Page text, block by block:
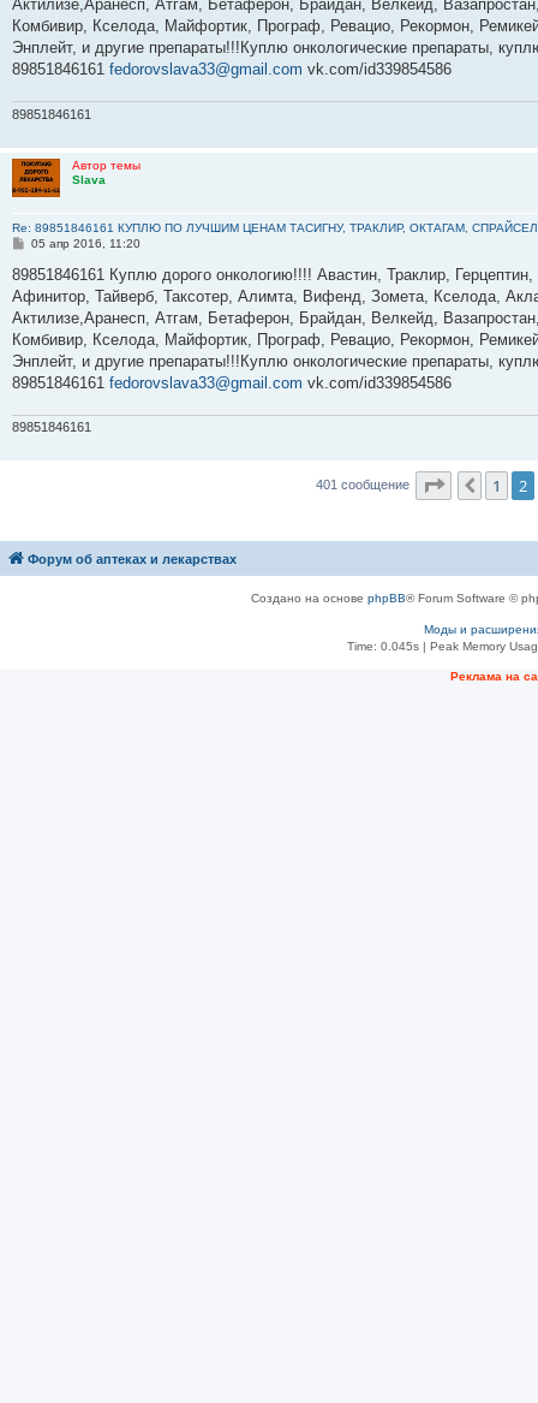
и
е
Актилизе,Аранесп, Атгам, Бетаферон, Брайдан, Велкейд,
Комбивир, Кселода, Майфортик, Програф, Ревацио, Рекормон,
Энплейт, и другие препараты!!!Куплю онкологические препараты,
89851846161 fedorovslava33@gmail.com vk.com/id339854586
89851846161
Автор темы
Slava
Re: 89851846161 КУПЛЮ ПО ЛУЧШИМ ЦЕНАМ ТАСИГНУ, ТРАКЛИР, ОКТАГАМ,
С
о
щ
е
и
е
05 апр 2016, 11:20
89851846161 Куплю дорого онкологию!!!! Авастин, Траклир,
Афинитор, Тайверб, Таксотер, Алимта, Вифенд, Зомета, Кселода,
Актилизе,Аранесп, Атгам, Бетаферон, Брайдан, Велкейд,
Комбивир, Кселода, Майфортик, Програф, Ревацио, Рекормон,
Энплейт, и другие препараты!!!Куплю онкологические препараты,
89851846161 fedorovslava33@gmail.com vk.com/id339854586
89851846161
401 сообщение Страница
Пред.
1 2
Форум об аптеках и лекарствах
Создано на основе phpBB® Forum Software ©
Моды и
Time: 0.045s| Peak Memory
Рeклама на